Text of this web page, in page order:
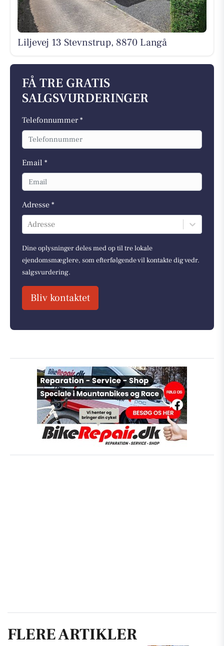
Liljevej 13 Stevnstrup, 8870 Langå
FÅ TRE GRATIS
SALGSVURDERINGER
Telefonnummer *
Email *
Adresse *
Adresse
Dine oplysninger deles med op til tre lokale
ejendomsmæglere, som efterfølgende vil kontakte dig vedr.
salgsvurdering.
Bliv kontaktet
FLERE ARTIKLER